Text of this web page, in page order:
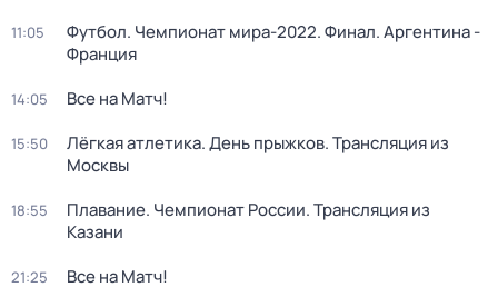
11:05
Футбол. Чемпионат мира-2022. Финал. Аргентина -
Франция
14:05 Все на Матч!
15:50
Лёгкая атлетика. День прыжков. Трансляция из
Москвы
18:55
Плавание. Чемпионат России. Трансляция из
Казани
21:25 Все на Матч!